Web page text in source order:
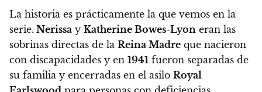
La historia es prácticamente la que vemos en la
serie. Nerissa y Katherine Bowes-Lyon eran las
sobrinas directas de la Reina Madre que nacieron
con discapacidades y en 1941 fueron separadas de
su familia y encerradas en el asilo Royal